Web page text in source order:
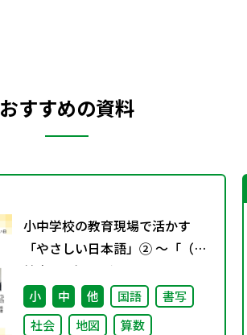
おすすめの資料
小中学校の教育現場で活かす
「やさしい日本語」② ～「（学
校内での）子どもたちへのやさ
しい日本語」～
小 中 他 国語
書写
社会
地図
算数